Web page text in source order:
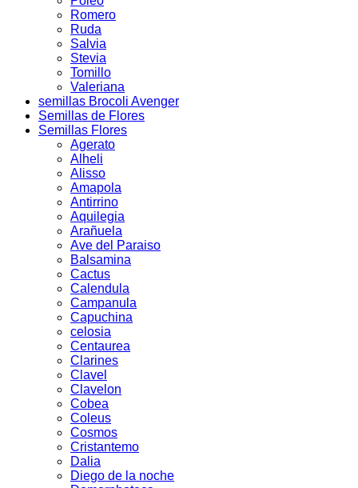
Romero
Ruda
Salvia
Stevia
Tomillo
Valeriana
semillas Brocoli Avenger
Semillas de Flores
Semillas Flores
Agerato
Alheli
Alisso
Amapola
Antirrino
Aquilegia
Arañuela
Ave del Paraiso
Balsamina
Cactus
Calendula
Campanula
Capuchina
celosia
Centaurea
Clarines
Clavel
Clavelon
Cobea
Coleus
Cosmos
Cristantemo
Dalia
Diego de la noche